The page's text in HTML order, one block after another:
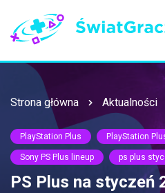
Strona główna Aktualności
PlayStation Plus PlayStation
Sony PS Plus lineup ps plus
PS Plus na styczeń